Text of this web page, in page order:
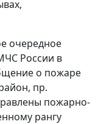
очередное
России в
о пожаре
пр.
пожарно-
рангу